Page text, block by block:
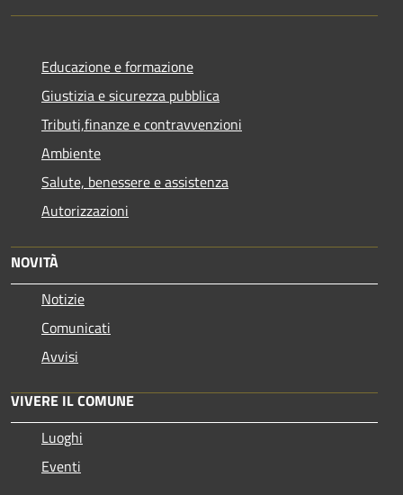
Educazione e formazione
Giustizia e sicurezza pubblica
Tributi,finanze e contravvenzioni
Ambiente
Salute, benessere e assistenza
Autorizzazioni
NOVITÀ
Notizie
Comunicati
Avvisi
VIVERE IL COMUNE
Luoghi
Eventi